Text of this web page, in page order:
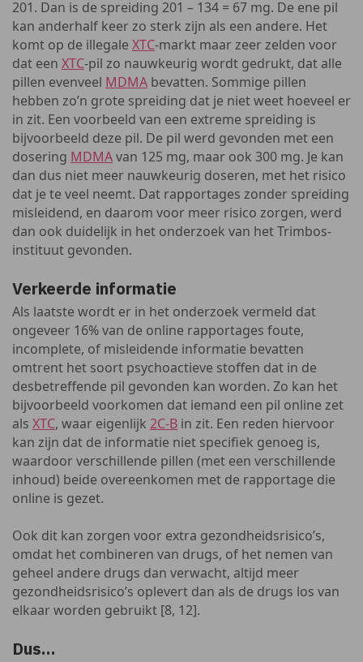
201. Dan is de spreiding 201 – 134 = 67 mg. De ene pil
kan anderhalf keer zo sterk zijn als een andere. Het
komt op de illegale XTC-markt maar zeer zelden voor
dat een XTC-pil zo nauwkeurig wordt gedrukt, dat alle
pillen evenveel MDMA bevatten. Sommige pillen
hebben zo’n grote spreiding dat je niet weet hoeveel er
in zit. Een voorbeeld van een extreme spreiding is
bijvoorbeeld deze pil. De pil werd gevonden met een
dosering MDMAvan 125 mg, maar ook 300 mg. Je kan
dan dus niet meer nauwkeurig doseren, met het risico
dat je te veel neemt. Dat rapportages zonder spreiding
misleidend, en daarom voor meer risico zorgen, werd
dan ook duidelijk in het onderzoek van het Trimbos-
instituut gevonden.
Verkeerde informatie
Als laatste wordt er in het onderzoek vermeld dat
ongeveer 16% van de online rapportages foute,
incomplete, of misleidende informatie bevatten
omtrent het soort psychoactieve stoffen dat in de
desbetreffende pil gevonden kan worden. Zo kan het
bijvoorbeeld voorkomen dat iemand een pil online zet
als XTC, waar eigenlijk 2C-B in zit. Een reden hiervoor
kan zijn dat de informatie niet specifiek genoeg is,
waardoor verschillende pillen (met een verschillende
inhoud) beide overeenkomen met de rapportage die
online is gezet.
Ook dit kan zorgen voor extra gezondheidsrisico’s,
omdat het combineren van drugs, of het nemen van
geheel andere drugs dan verwacht, altijd meer
gezondheidsrisico’s oplevert dan als de drugs los van
elkaar worden gebruikt [8, 12].
Dus…